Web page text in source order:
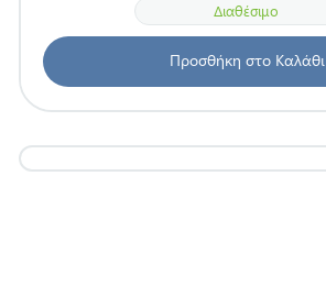
Διαθέσιμο
Προσθήκη στο Καλάθι